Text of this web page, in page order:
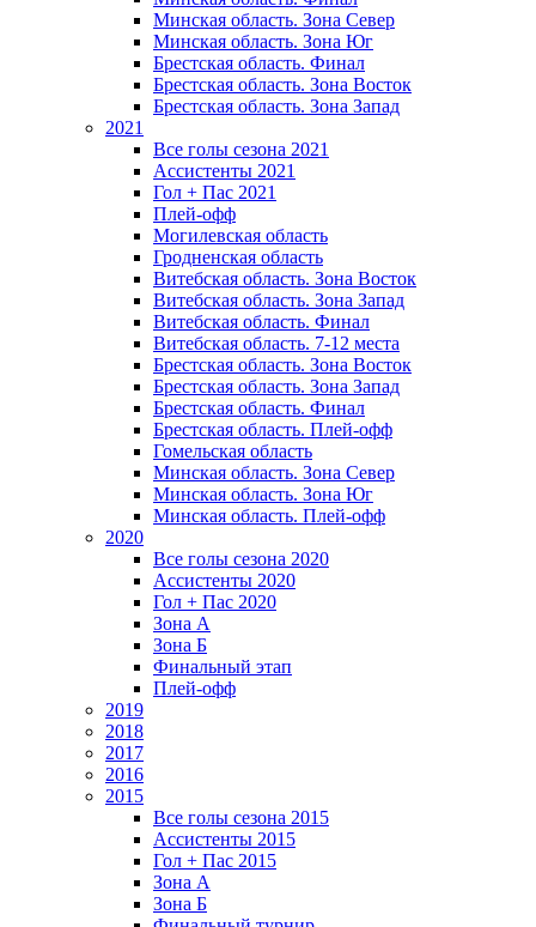
Минская область. Зона Север
Минская область. Зона Юг
Брестская область. Финал
Брестская область. Зона Восток
Брестская область. Зона Запад
2021
Все голы сезона 2021
Ассистенты 2021
Гол + Пас 2021
Плей-офф
Могилевская область
Гродненская область
Витебская область. Зона Восток
Витебская область. Зона Запад
Витебская область. Финал
Витебская область. 7-12 места
Брестская область. Зона Восток
Брестская область. Зона Запад
Брестская область. Финал
Брестская область. Плей-офф
Гомельская область
Минская область. Зона Север
Минская область. Зона Юг
Минская область. Плей-офф
2020
Все голы сезона 2020
Ассистенты 2020
Гол + Пас 2020
Зона А
Зона Б
Финальный этап
Плей-офф
2019
2018
2017
2016
2015
Все голы сезона 2015
Ассистенты 2015
Гол + Пас 2015
Зона А
Зона Б